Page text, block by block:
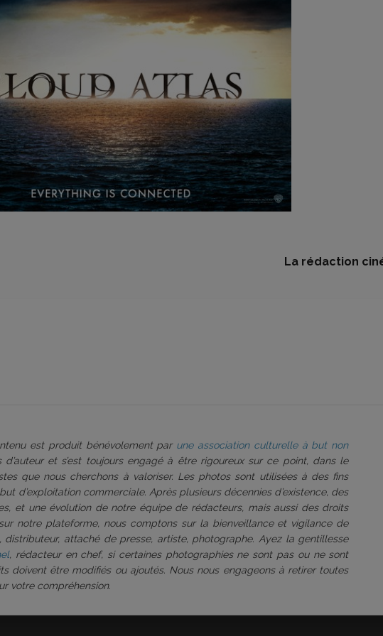
La rédaction
est produit bénévolement par une association culturelle à but non
et s’est toujours engagé à être rigoureux sur ce point, dans le
que nous cherchons à valoriser. Les photos sont utilisées à des fins
d’exploitation commerciale. Après plusieurs décennies d’existence, des
et une évolution de notre équipe de rédacteurs, mais aussi des droits
notre plateforme, nous comptons sur la bienveillance et vigilance de
attaché de presse, artiste, photographe. Ayez la gentillesse
, rédacteur en chef, si certaines photographies ne sont pas ou ne sont
doivent être modifiés ou ajoutés. Nous nous engageons à retirer toutes
votre compréhension.